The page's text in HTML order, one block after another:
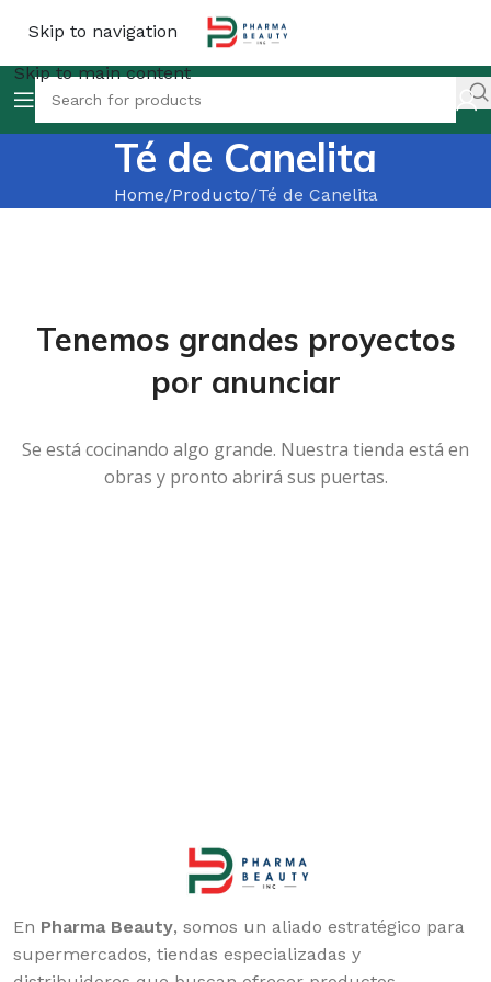
Skip to navigation
Skip to main content
Té de Canelita
Home Producto Té de Canelita
Tenemos grandes proyectos
por anunciar
Se está cocinando algo grande. Nuestra tienda está en
obras y pronto abrirá sus puertas.
En Pharma Beauty, somos un aliado estratégico para
supermercados, tiendas especializadas y